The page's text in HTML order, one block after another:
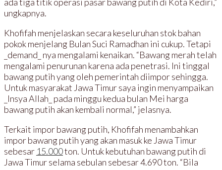
ungkapnya.
Khofifah menjelaskan secara keseluruhan stok bahan
pokok menjelang Bulan Suci Ramadhan ini cukup. Tetapi
_demand_ nya mengalami kenaikan. “Bawang merah telah
mengalami penurunan karena ada penetrasi. Ini tinggal
bawang putih yang oleh pemerintah diimpor sehingga.
Untuk masyarakat Jawa Timur saya ingin menyampaikan
_Insya Allah_ pada minggu kedua bulan Mei harga
bawang putih akan kembali normal,” jelasnya.
Terkait impor bawang putih, Khofifah menambahkan
impor bawang putih yang akan masuk ke Jawa Timur
sebesar 15.000ton. Untuk kebutuhan bawang putih di
Jawa Timur selama sebulan sebesar 4.690 ton. “Bila